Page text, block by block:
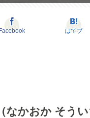
Facebook はてブ
なかおか そう